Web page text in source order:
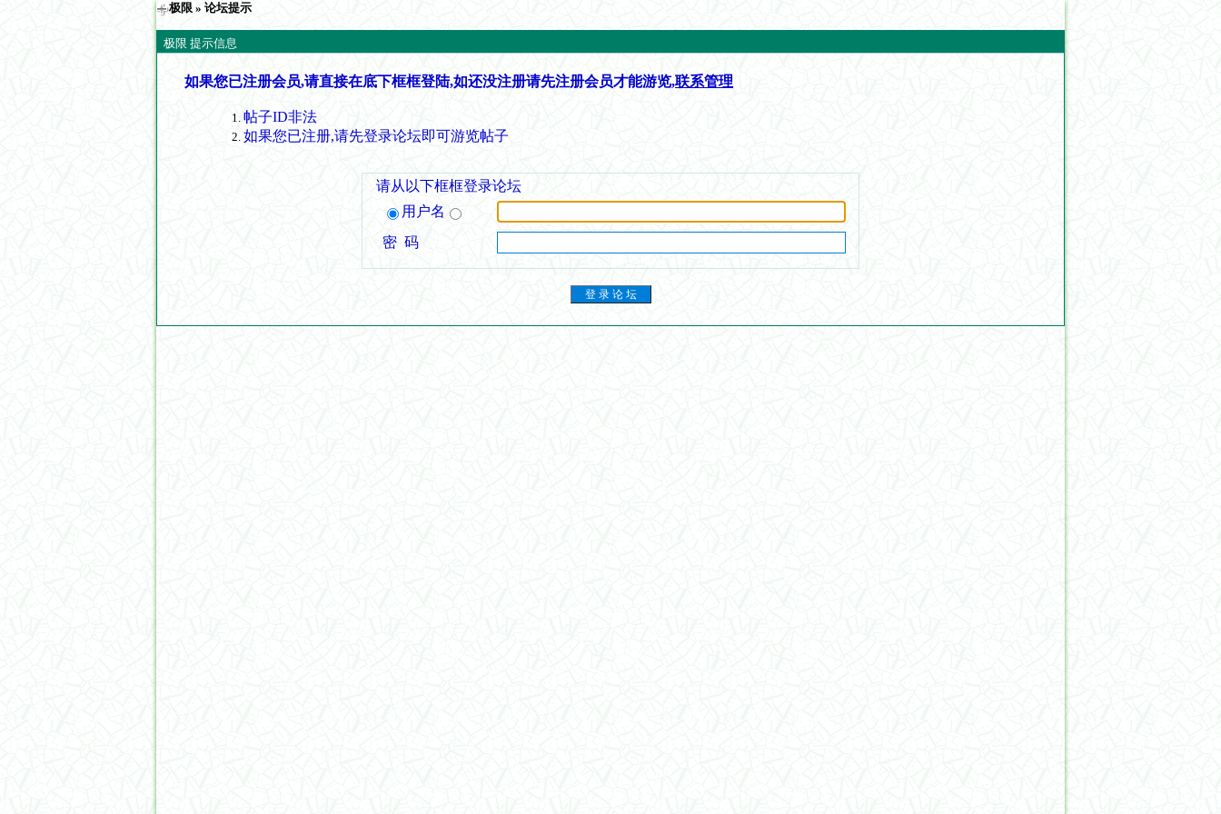
极限 » 论坛提示
极限 提示信息
如果您已注册会员,请直接在底下框框登陆,如还没注册请先注册会员才能游览,联系管理
帖子ID非法
如果您已注册,请先登录论坛即可游览帖子
请从以下框框登录论坛
用户名
密 码